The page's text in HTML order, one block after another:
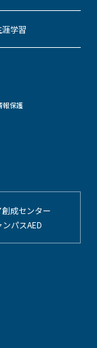
学習
報保護
成センター
ンパスAED